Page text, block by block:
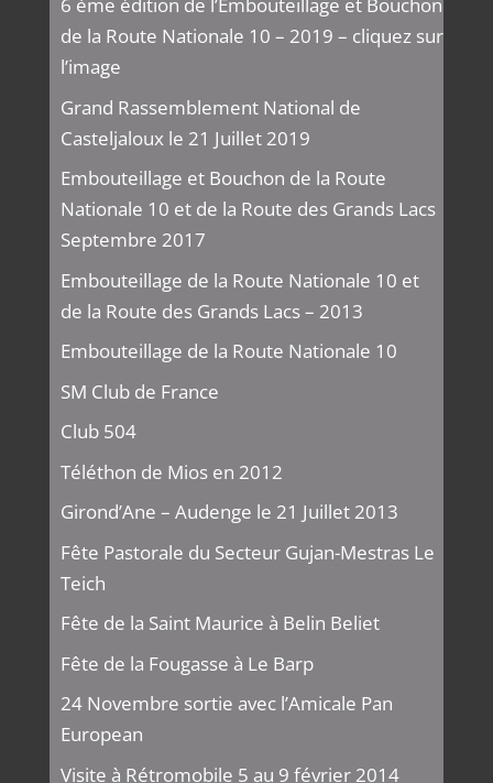
6 ème édition de l’Embouteillage et Bouchon
de la Route Nationale 10 – 2019 – cliquez sur
l’image
Grand Rassemblement National de
Casteljaloux le 21 Juillet 2019
Embouteillage et Bouchon de la Route
Nationale 10 et de la Route des Grands Lacs
Septembre 2017
Embouteillage de la Route Nationale 10 et
de la Route des Grands Lacs – 2013
Embouteillage de la Route Nationale 10
SM Club de France
Club 504
Téléthon de Mios en 2012
Girond’Ane – Audenge le 21 Juillet 2013
Fête Pastorale du Secteur Gujan-Mestras Le
Teich
Fête de la Saint Maurice à Belin Beliet
Fête de la Fougasse à Le Barp
24 Novembre sortie avec l’Amicale Pan
European
Visite à Rétromobile 5 au 9 février 2014